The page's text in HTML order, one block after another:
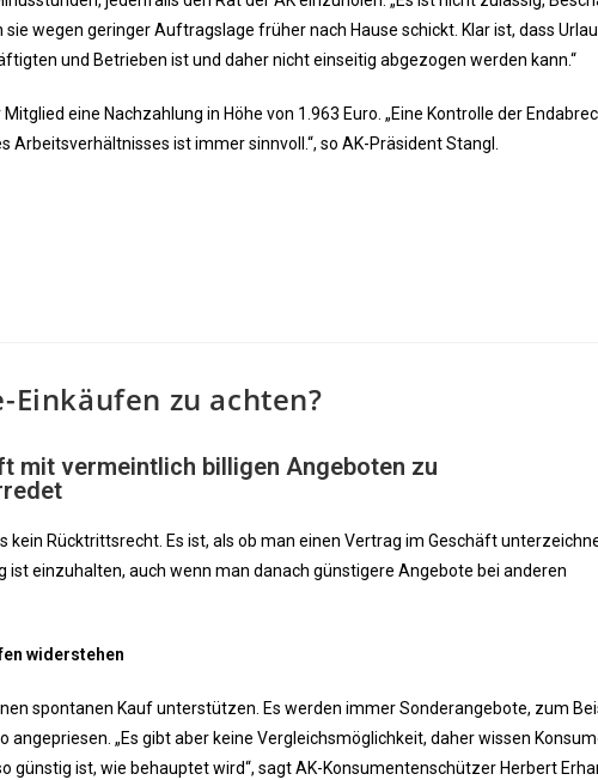
wegen geringer Auftragslage früher nach Hause schickt. Klar ist, dass
und Betrieben ist und daher nicht einseitig abgezogen werden kann.“
eine Nachzahlung in Höhe von 1.963 Euro. „Eine Kontrolle der
Arbeitsverhältnisses ist immer sinnvoll.“, so AK-Präsident Stangl.
zu achten?
mit vermeintlich billigen Angeboten zu
kein Rücktrittsrecht. Es ist, als ob man einen Vertrag im Geschäft
ist einzuhalten, auch wenn man danach günstigere Angebote bei anderen
widerstehen
spontanen Kauf unterstützen. Es werden immer Sonderangebote, zum
angepriesen. „Es gibt aber keine Vergleichsmöglichkeit, daher wissen
günstig ist, wie behauptet wird“, sagt AK-Konsumentenschützer Herbert